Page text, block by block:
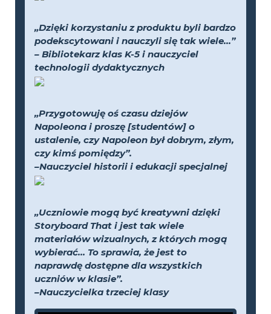
„Dzięki korzystaniu z produktu byli bardzo
podekscytowani i nauczyli się tak wiele...”
– Bibliotekarz klas K-5 i nauczyciel
technologii dydaktycznych
„Przygotowuję oś czasu dziejów
Napoleona i proszę [studentów] o
ustalenie, czy Napoleon był dobrym, złym,
czy kimś pomiędzy”.
–Nauczyciel historii i edukacji specjalnej
„Uczniowie mogą być kreatywni dzięki
Storyboard That i jest tak wiele
materiałów wizualnych, z których mogą
wybierać... To sprawia, że jest to
naprawdę dostępne dla wszystkich
uczniów w klasie”.
–Nauczycielka trzeciej klasy